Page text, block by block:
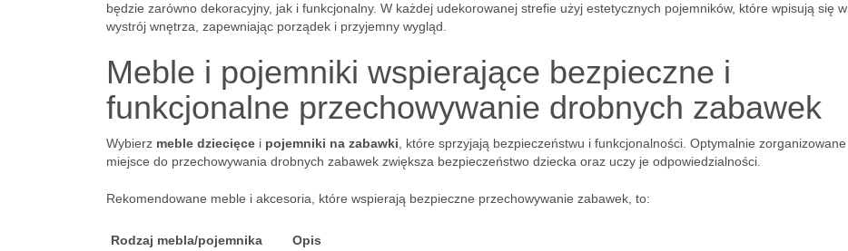
będzie zarówno dekoracyjny, jak i funkcjonalny. W każdej udekorowanej strefie użyj estetycznych pojemników, które wpisują się w
wystrój wnętrza, zapewniając porządek i przyjemny wygląd.
Meble i pojemniki wspierające bezpieczne i
funkcjonalne przechowywanie drobnych zabawek
Wybierz meble dziecięce i pojemniki na zabawki , które sprzyjają bezpieczeństwu i funkcjonalności. Optymalnie zorganizowane
miejsce do przechowywania drobnych zabawek zwiększa bezpieczeństwo dziecka oraz uczy je odpowiedzialności.
Rekomendowane meble i akcesoria, które wspierają bezpieczne przechowywanie zabawek, to:
Rodzaj mebla/pojemnika
Opis